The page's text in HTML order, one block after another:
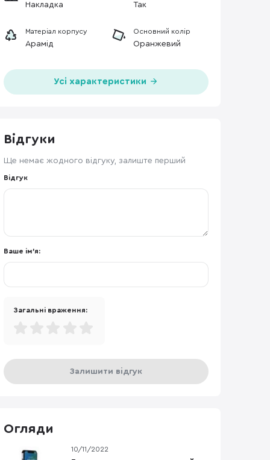
Накладка Так
Матеріал корпусу
Арамід
Основний колір
Оранжевий
Усі характеристики
Відгуки
Ще немає жодного відгуку, залиште перший
Відгук
Ваше ім'я:
Загальні враження:
Залишити відгук
Огляди
10/11/2022